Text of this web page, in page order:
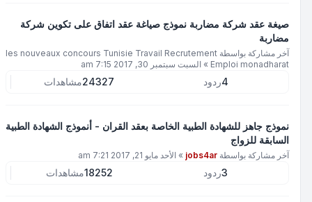
صيغة عقد شركة مضاربة نموذج صياغة عقد اتفاق على تكوين شركة
مضاربة
آخر مشاركة بواسطةles nouveaux concours Tunisie Travail Recrutement
Emploi monadharat
»السبت سبتمبر 30, 2017 7:15 am
4ردود 24327مشاهدات
نموذج جاهز للشهادة الطبية الخاصة بعقد القران - أنموذج الشهادة الطبية
السابقة للزواج
آخر مشاركة بواسطةjobs4ar
»الأحد مايو 21, 2017 7:21 am
ردود 18252مشاهدات